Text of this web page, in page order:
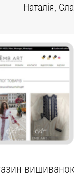
Наталія,
вишиванок